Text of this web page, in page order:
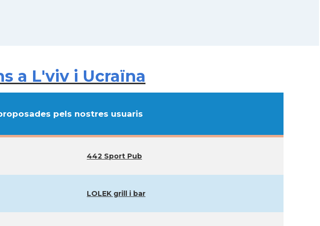
a L'viv i Ucraïna
pels nostres usuaris
442 Sport Pub
LOLEK grill i bar